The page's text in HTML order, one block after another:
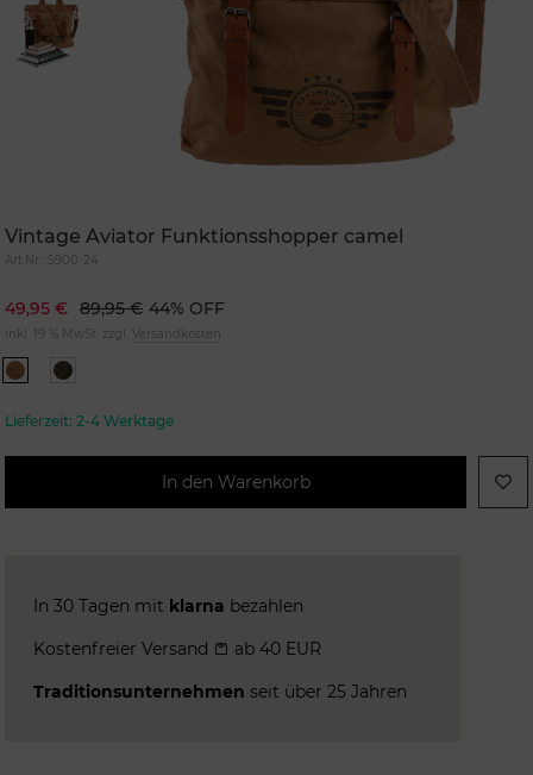
Vintage Aviator Funktionsshopper camel
Art.Nr.: 5900-24
49,95 € 89,95 € 44% OFF
inkl. 19 % MwSt. zzgl. Versandkosten
Lieferzeit: 2-4 Werktage
In den Warenkorb
In 30 Tagen mit klarna bezahlen
Kostenfreier Versand
ab 40 EUR
Traditionsunternehmen seit über 25 Jahren